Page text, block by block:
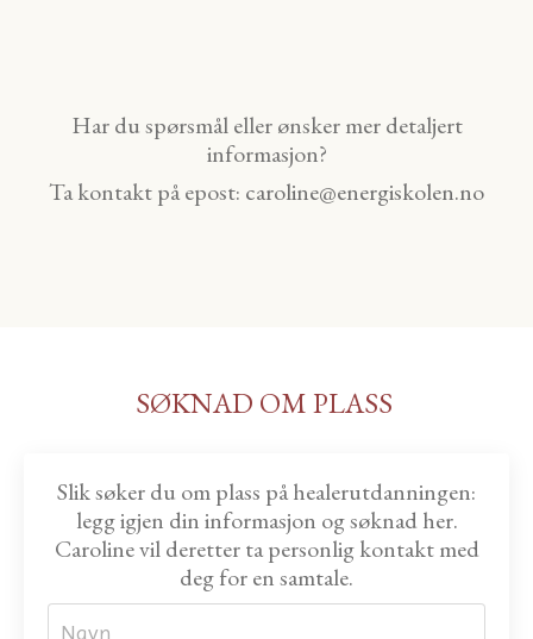
Har du spørsmål eller ønsker mer detaljert
informasjon?
Ta kontakt på epost: caroline@energiskolen.no
SØKNAD OM PLASS
Slik søker du om plass på healerutdanningen:
legg igjen din informasjon og søknad her.
Caroline vil deretter ta personlig kontakt med
deg for en samtale.